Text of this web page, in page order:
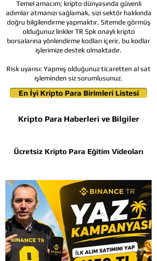
Ücretsiz Kripto Para Eğitim Videoları
Kripto Para Haberleri ve Bilgiler
En İyi Kripto Para Birimleri Listesi
Temel amacım; kripto dünyasında güvenli
adımlar atmanızı sağlamak, sizi sektör hakkında
doğru bilgilendirme yapmaktır. Sitemde görmüş
olduğunuz linkler TR Spk onaylı kripto
borsalarına yönlendirme kodları içerir, bu kodlar
işlerimize destek olmaktadır.
Risk uyarısı: Yapmış olduğunuz ticaretten al sat
işleminden siz sorumlusunuz.